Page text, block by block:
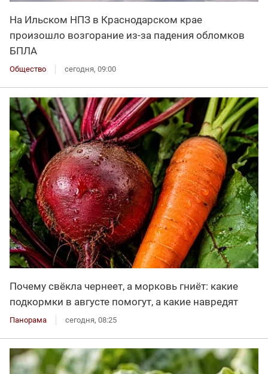
На Ильском НПЗ в Краснодарском крае
произошло возгорание из-за падения обломков
БПЛА
Общество сегодня, 09:00
Почему свёкла чернеет, а морковь гниёт: какие
подкормки в августе помогут, а какие навредят
Панорама сегодня, 08:25